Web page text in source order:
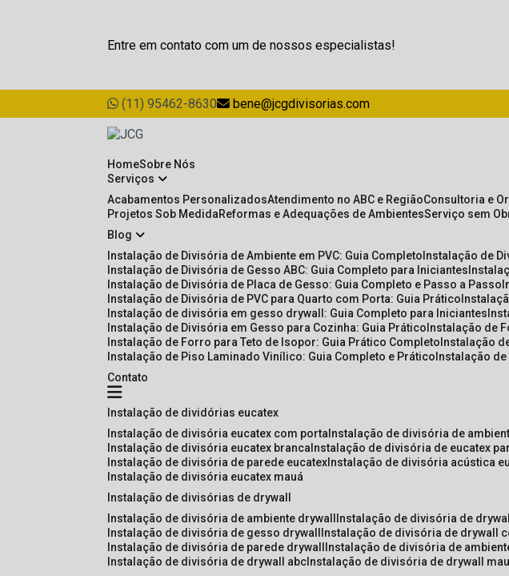
Entre em contato com um de nossos especialistas!
(11) 95462-8630 bene@jcgdivisorias.com
Home Sobre Nós
Serviços
Acabamentos Personalizados Atendimento no ABC e Região Consultoria e
Projetos Sob Medida
Reformas e Adequações de Ambientes Serviço sem
Blog
Instalação de Divisória de Ambiente em PVC: Guia Completo Instalação de
Instalação de Divisória de Gesso ABC: Guia Completo para Iniciantes
Instalação de Divisória de Placa de Gesso: Guia Completo e Passo a Passo
Instalação de Divisória de PVC para Quarto com Porta: Guia Prático
Instalação de divisória em gesso drywall: Guia Completo para Iniciantes
Instalação de Divisória em Gesso para Cozinha: Guia Prático Instalação de
Instalação de Forro para Teto de Isopor: Guia Prático Completo Instalação
Instalação de Piso Laminado Vinílico: Guia Completo e Prático Instalação
Contato
instalação de dividórias eucatex
instalação de divisória eucatex com porta instalação de divisória de
instalação de divisória eucatex branca instalação de divisória de eucatex
instalação de divisória de parede eucatex instalação de divisória acústica
instalação de divisória eucatex mauá
instalação de divisórias de drywall
instalação de divisória de ambiente drywall
instalação de divisória de
instalação de divisória de gesso drywall
instalação de divisória de drywall
instalação de divisória de parede drywall
instalação de divisória de
instalação de divisória de drywall abc instalação de divisória de drywall